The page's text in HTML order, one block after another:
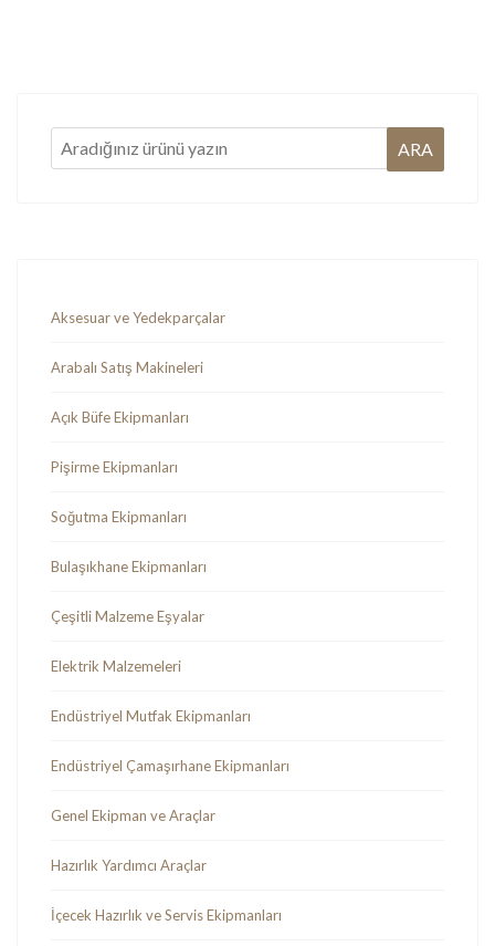
Aksesuar ve Yedekparçalar
Arabalı Satış Makineleri
Açık Büfe Ekipmanları
Pişirme Ekipmanları
Soğutma Ekipmanları
Bulaşıkhane Ekipmanları
Çeşitli Malzeme Eşyalar
Elektrik Malzemeleri
Endüstriyel Mutfak Ekipmanları
Endüstriyel Çamaşırhane Ekipmanları
Genel Ekipman ve Araçlar
Hazırlık Yardımcı Araçlar
İçecek Hazırlık ve Servis Ekipmanları